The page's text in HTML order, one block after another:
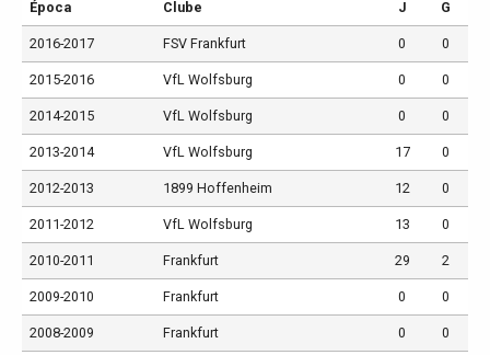
Época Clube J G
2016-2017 FSV Frankfurt 0 0
2015-2016 VfL Wolfsburg 0 0
2014-2015 VfL Wolfsburg 0 0
2013-2014 VfL Wolfsburg 17 0
2012-2013 1899 Hoffenheim 12 0
2011-2012 VfL Wolfsburg 13 0
2010-2011 Frankfurt 29 2
2009-2010 Frankfurt 0 0
2008-2009 Frankfurt 0 0